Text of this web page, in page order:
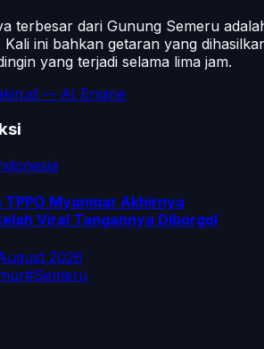
terbesar dari Gunung Semeru
Kali ini bahkan getaran yang
yang terjadi selama lima jam.
— AI Engine
TPPO Myanmar Akhirnya
Viral Tangannya Diborgol
2026
#Semeru